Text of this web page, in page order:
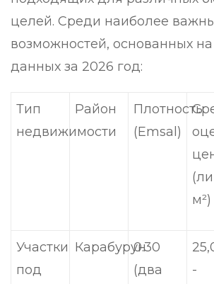
целей. Среди наиболее
возможностей, основанных
данных за 2026 год:
Тип
недвижимости
Район
Плотность
(Emsal)
м²)
Участки
под
Карабурун0.30
(два
-